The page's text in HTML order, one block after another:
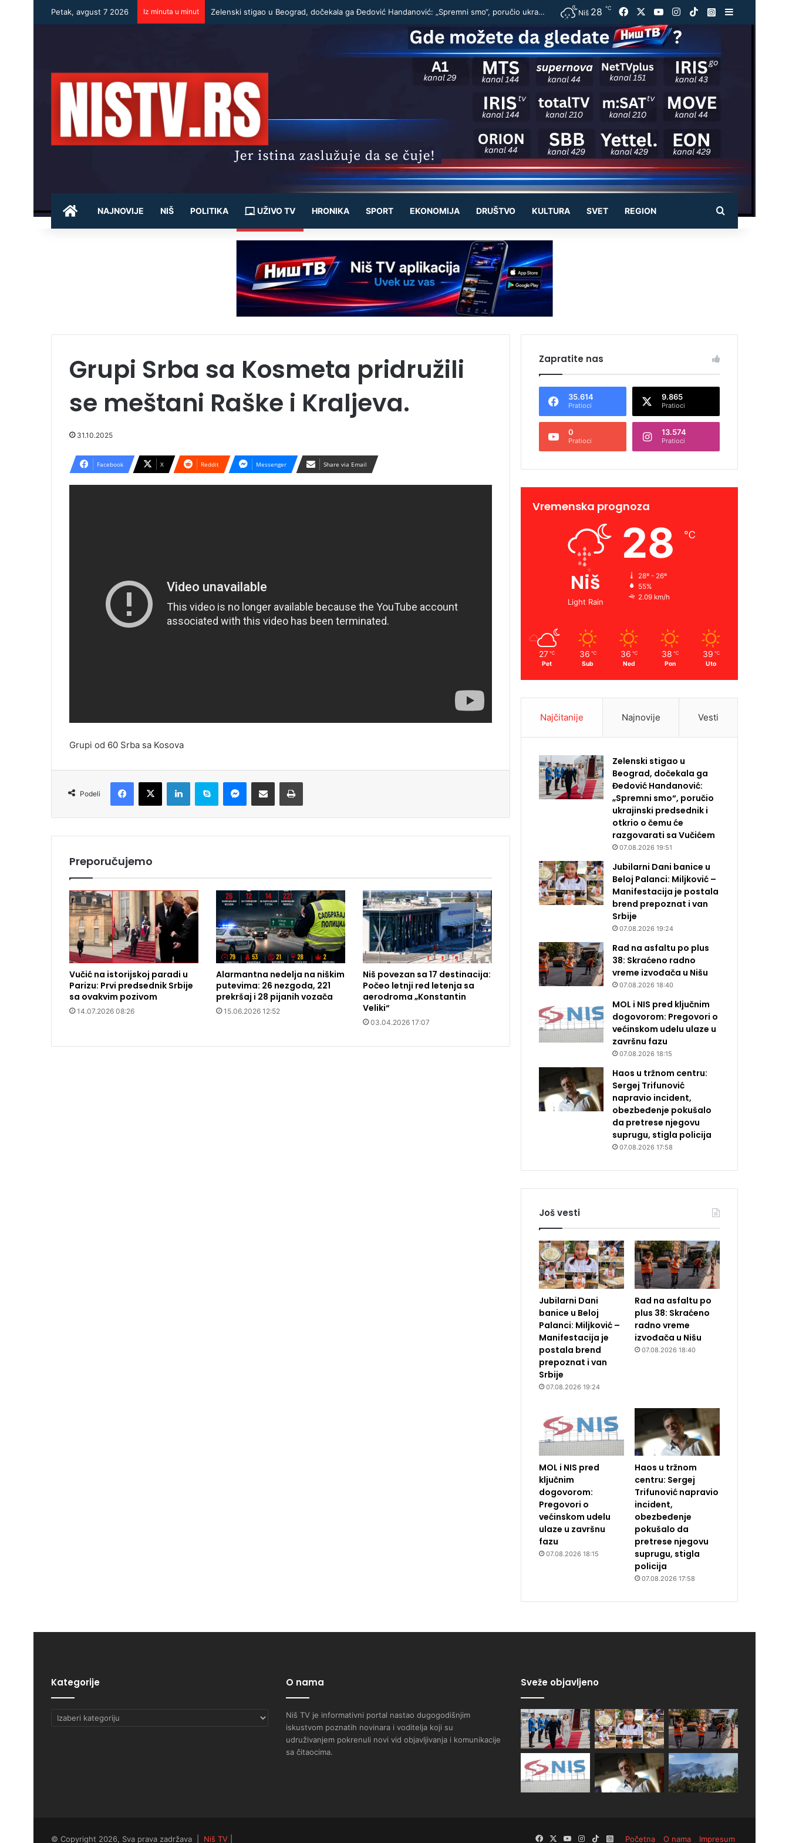
Petak, avgust 7 2026 Iz minuta u minut Zelenski stigao u Beograd, dočekala ga Đedović Handanović: „Spremni smo“, poručio ukrajinski predsednik i otkrio o čemu će razgovarati sa Vučićem Niš 28 ℃ Facebook YouTubeInstagram
TikTokInstagram
POČETNA
NAJNOVIJE NIŠ POLITIKA UŽIVO TV HRONIKA SPORT EKONOMIJA DRUŠTVO KULTURA SVET REGION Pretraži
Grupi Srba sa Kosmeta pridružili
se meštani Raške i Kraljeva.
31.10.2025
Facebook X Reddit Messenger Share via Email
Grupi od 60 Srba sa Kosova
Podeli
Preporučujemo
Vučić na istorijskoj paradi u
Parizu: Prvi predsednik Srbije
sa ovakvim pozivom
14.07.2026 08:26
Alarmantna nedelja na niškim
putevima: 26 nezgoda, 221
prekršaj i 28 pijanih vozača
15.06.2026 12:52
Niš povezan sa 17 destinacija:
Počeo letnji red letenja sa
aerodroma „Konstantin
Veliki“
03.04.2026 17:07
Zapratite nas
35.614
Pratioci
9.865
Pratioci
0
Pratioci
13.574
Pratioci
Vremenska prognoza
Niš
Light Rain
28 ℃
28º - 26º
55%
2.09 km/h
27 ℃
Pet
36 ℃
Sub
36 ℃
Ned
38 ℃
Pon
39 ℃
Uto
Najčitanije Najnovije Vesti
Zelenski stigao u
Beograd, dočekala ga
Đedović Handanović:
„Spremni smo“, poručio
ukrajinski predsednik i
otkrio o čemu će
razgovarati sa Vučićem
07.08.2026 19:51
Jubilarni Dani banice u
Beloj Palanci: Miljković –
Manifestacija je postala
brend prepoznat i van
Srbije
07.08.2026 19:24
Rad na asfaltu po plus
38: Skraćeno radno
vreme izvođača u Nišu
07.08.2026 18:40
MOL i NIS pred ključnim
dogovorom: Pregovori o
većinskom udelu ulaze u
završnu fazu
07.08.2026 18:15
Haos u tržnom centru:
Sergej Trifunović
napravio incident,
obezbeđenje pokušalo
da pretrese njegovu
suprugu, stigla policija
07.08.2026 17:58
Još vesti
Jubilarni Dani
banice u Beloj
Palanci: Miljković –
Manifestacija je
postala brend
prepoznat i van
Srbije
07.08.2026 19:24
Rad na asfaltu po
plus 38: Skraćeno
radno vreme
izvođača u Nišu
07.08.2026 18:40
MOL i NIS pred
ključnim
dogovorom:
Pregovori o
većinskom udelu
ulaze u završnu
fazu
07.08.2026 18:15
Haos u tržnom
centru: Sergej
Trifunović napravio
incident,
obezbeđenje
pokušalo da
pretrese njegovu
suprugu, stigla
policija
07.08.2026 17:58
Kategorije
Kategorije
O nama
Niš TV je informativni portal nastao dugogodišnjim
iskustvom poznatih novinara i voditelja koji su
udruživanjem pokrenuli novi vid objavljivanja i komunikacije
sa čitaocima.
Sveže objavljeno
© Copyright 2026, Sva prava zadržava | Niš TV Početna O nama Impresum
FacebookYouTubeInstagram
TikTokInstagram